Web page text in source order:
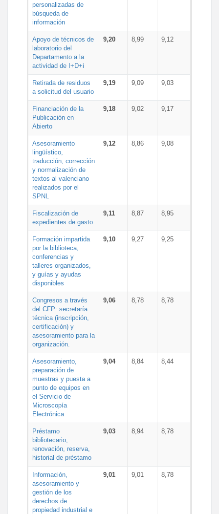
personalizadas de
búsqueda de
información
Apoyo de técnicos de
laboratorio del
Departamento a la
actividad de I+D+i
9,20 8,99 9,12
Retirada de residuos
a solicitud del usuario
9,19 9,09 9,03
Financiación de la
Publicación en
Abierto
9,18 9,02 9,17
Asesoramiento
lingüístico,
traducción, corrección
y normalización de
textos al valenciano
realizados por el
SPNL
9,12 8,86 9,08
Fiscalización de
expedientes de gasto
9,11 8,87 8,95
Formación impartida
por la biblioteca,
conferencias y
talleres organizados,
y guías y ayudas
disponibles
9,10 9,27 9,25
Congresos a través
del CFP: secretaría
técnica (inscripción,
certificación) y
asesoramiento para la
organización.
9,06 8,78 8,78
Asesoramiento,
preparación de
muestras y puesta a
punto de equipos en
el Servicio de
Microscopía
Electrónica
9,04 8,84 8,44
Préstamo
bibliotecario,
renovación, reserva,
historial de préstamo
9,03 8,94 8,78
Información,
asesoramiento y
gestión de los
derechos de
propiedad industrial e
9,01 9,01 8,78